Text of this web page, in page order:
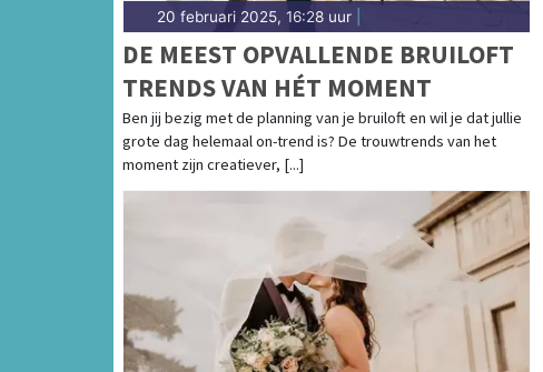
20 februari 2025, 16:28 uur
DE MEEST OPVALLENDE BRUILOFT
TRENDS VAN HÉT MOMENT
Ben jij bezig met de planning van je bruiloft en wil je dat jullie
grote dag helemaal on-trend is? De trouwtrends van het
moment zijn creatiever, [...]